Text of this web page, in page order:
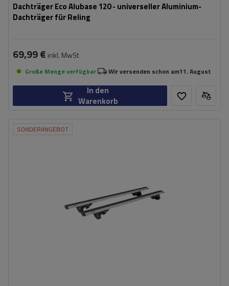
Dachträger Eco Alubase 120 - universeller Aluminium-
Dachträger für Reling
69,99 € inkl. MwSt
Große Menge verfügbar Wir versenden schon am11. August
In den
Warenkorb
SONDERANGEBOT